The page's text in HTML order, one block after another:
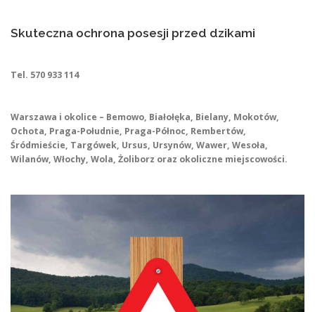
Skuteczna ochrona posesji przed dzikami
Tel. 570 933 114
Warszawa i okolice – Bemowo, Białołęka, Bielany, Mokotów,
Ochota, Praga-Południe, Praga-Północ, Rembertów,
Śródmieście, Targówek, Ursus, Ursynów, Wawer, Wesoła,
Wilanów, Włochy, Wola, Żoliborz oraz okoliczne miejscowości.